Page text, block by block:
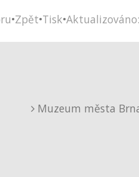
•Zpět•Tisk•
Muzeum města